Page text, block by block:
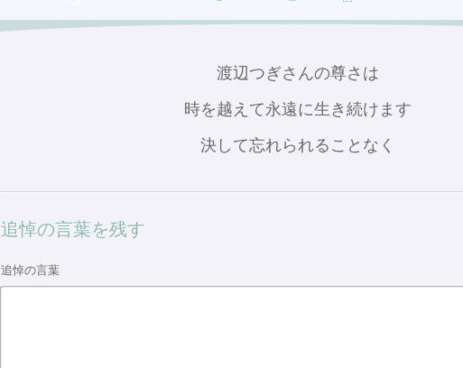
渡辺つぎさんの尊さは
時を越えて永遠に生き続けます
決して忘れられることなく
追悼の言葉を残す
追悼の言葉